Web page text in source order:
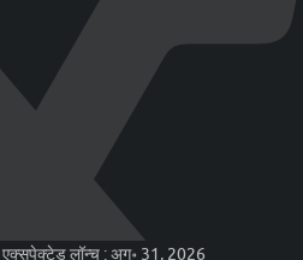
एक्सपेक्टेड लॉन्च :अग॰ 31, 2026